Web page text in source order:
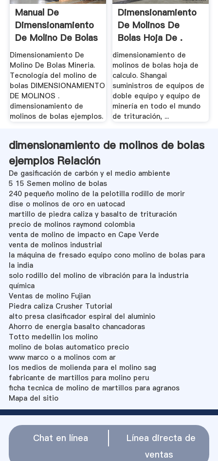
Manual De
Dimensionamiento
De Molino De Bolas
...
Dimensionamiento De
Molino De Bolas Mineria.
Tecnología del molino de
bolas DIMENSIONAMIENTO
DE MOLINOS .
dimensionamiento de
molinos de bolas ejemplos.
Dimensionamiento
De Molinos De
Bolas Hoja De .
dimensionamiento de
molinos de bolas hoja de
calculo. Shangai
suministros de equipos de
doble equipo y equipo de
minería en todo el mundo
de trituración, ...
dimensionamiento de molinos de bolas
ejemplos Relación
De gasificación de carbón y el medio ambiente
5 15 Semen molino de bolas
240 pequeño molino de la pelotilla rodillo de morir
dise o molinos de oro en uatocad
martillo de piedra caliza y basalto de trituración
precio de molinos raymond colombia
venta de molino de impacto en Cape Verde
venta de molinos industrial
la máquina de fresado equipo cono molino de bolas para
la india
solo rodillo del molino de vibración para la industria
química
Ventas de molino Fujian
Piedra caliza Crusher Tutorial
alto presa clasificador espiral del aluminio
Ahorro de energia basalto chancadoras
Totto medellin los molino
molino de bolas automatico precio
www marco o a molinos com ar
los medios de molienda para el molino sag
fabricante de martillos para molino peru
ficha tecnica de molino de martillos para agranos
Mapa del sitio
Chat en línea
Línea directa de
ventas